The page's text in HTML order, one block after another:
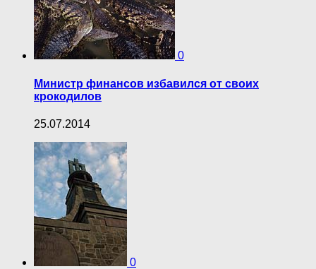
0
Министр финансов избавился от своих
крокодилов
25.07.2014
0